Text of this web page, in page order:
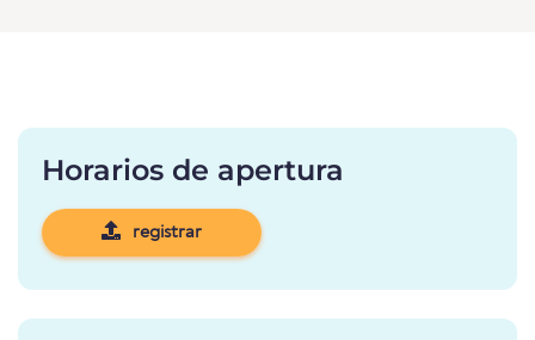
Horarios de apertura
registrar